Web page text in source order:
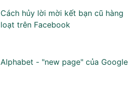
Cách hủy lời mời kết bạn cũ hàng
loạt trên Facebook
Alphabet - "new page" của Google